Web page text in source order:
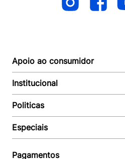
Apoio ao consumidor
Autoatendimento
Suporte e reparo
Acompanhar Entrega
Baixe o APP
Institucional
Quem somos
Revendedor
Seja um Revendedor
Trabalhe conosco
Politicas
Política de Entrega
Política de Pagamento
Política de Privacidade
Especiais
Pagamentos